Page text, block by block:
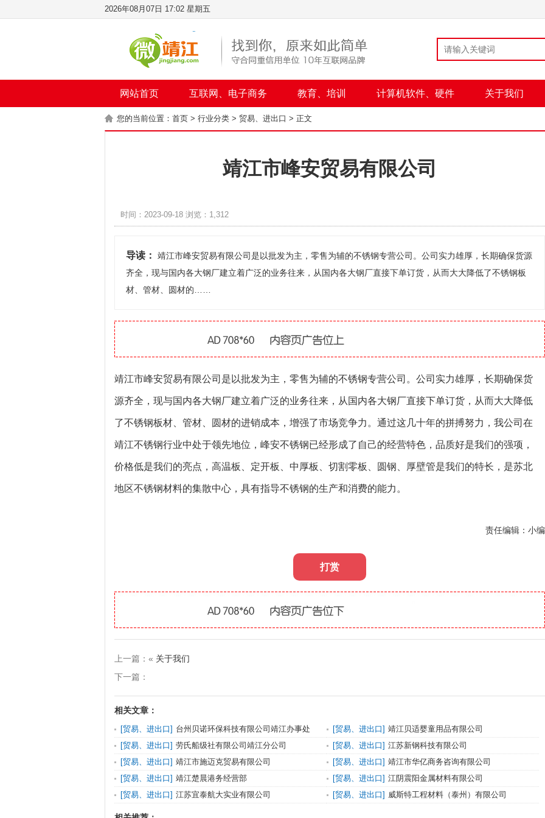
2026年08月07日 17:02 星期五
网站首页 互联网、电子商务 教育、培训 计算机软件、硬件 关于我们
您的当前位置： 首页 > 行业分类 > 贸易、进出口 > 正文
靖江市峰安贸易有限公司
时间：2023-09-18 浏览：1,312
导读：
靖江市峰安贸易有限公司是以批发为主，零售为辅的不锈钢专营公司。公司实力雄厚，长期确保货源
齐全，现与国内各大钢厂建立着广泛的业务往来，从国内各大钢厂直接下单订货，从而大大降低了不锈钢板
材、管材、圆材的……
靖江市峰安贸易有限公司是以批发为主，零售为辅的不锈钢专营公司。公司实力雄厚，长期确保货
源齐全，现与国内各大钢厂建立着广泛的业务往来，从国内各大钢厂直接下单订货，从而大大降低
了不锈钢板材、管材、圆材的进销成本，增强了市场竞争力。通过这几十年的拼搏努力，我公司在
靖江不锈钢行业中处于领先地位，峰安不锈钢已经形成了自己的经营特色，品质好是我们的强项，
价格低是我们的亮点，高温板、定开板、中厚板、切割零板、圆钢、厚壁管是我们的特长，是苏北
地区不锈钢材料的集散中心，具有指导不锈钢的生产和消费的能力。
责任编辑：小编
打赏
上一篇：« 关于我们
下一篇：
相关文章：
[贸易、进出口] 台州贝诺环保科技有限公司靖江办事处 [贸易、进出口] 靖江贝适婴童用品有限公司
[贸易、进出口] 劳氏船级社有限公司靖江分公司 [贸易、进出口] 江苏新钢科技有限公司
[贸易、进出口] 靖江市施迈克贸易有限公司 [贸易、进出口] 靖江市华亿商务咨询有限公司
[贸易、进出口] 靖江楚晨港务经营部 [贸易、进出口] 江阴震阳金属材料有限公司
[贸易、进出口] 江苏宜泰航大实业有限公司 [贸易、进出口] 威斯特工程材料（泰州）有限公司